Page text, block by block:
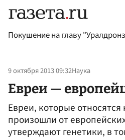
Покушение на главу
9 октября 2013 09:32Наука
Евреи —
Евреи, которые
произошли от
утверждают генетики, в